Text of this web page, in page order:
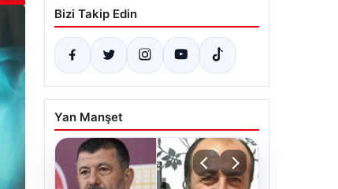
Bizi Takip Edin
Yan Manşet